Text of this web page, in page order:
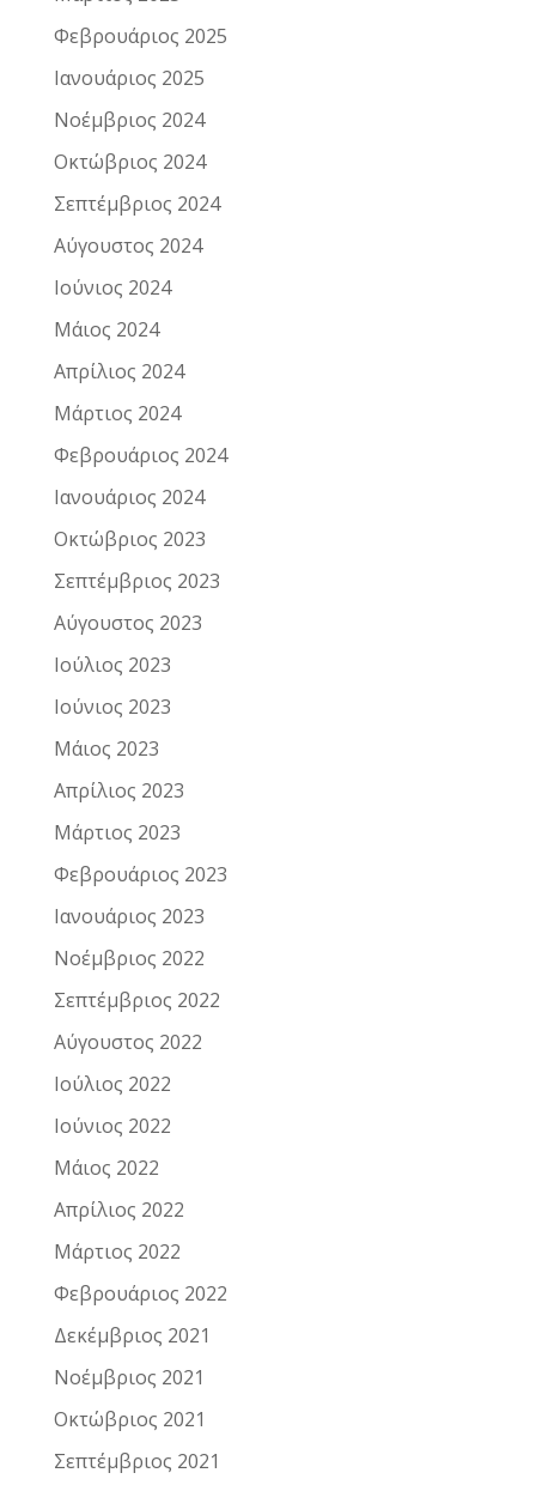
Φεβρουάριος 2025
Ιανουάριος 2025
Νοέμβριος 2024
Οκτώβριος 2024
Σεπτέμβριος 2024
Αύγουστος 2024
Ιούνιος 2024
Μάιος 2024
Απρίλιος 2024
Μάρτιος 2024
Φεβρουάριος 2024
Ιανουάριος 2024
Οκτώβριος 2023
Σεπτέμβριος 2023
Αύγουστος 2023
Ιούλιος 2023
Ιούνιος 2023
Μάιος 2023
Απρίλιος 2023
Μάρτιος 2023
Φεβρουάριος 2023
Ιανουάριος 2023
Νοέμβριος 2022
Σεπτέμβριος 2022
Αύγουστος 2022
Ιούλιος 2022
Ιούνιος 2022
Μάιος 2022
Απρίλιος 2022
Μάρτιος 2022
Φεβρουάριος 2022
Δεκέμβριος 2021
Νοέμβριος 2021
Οκτώβριος 2021
Σεπτέμβριος 2021